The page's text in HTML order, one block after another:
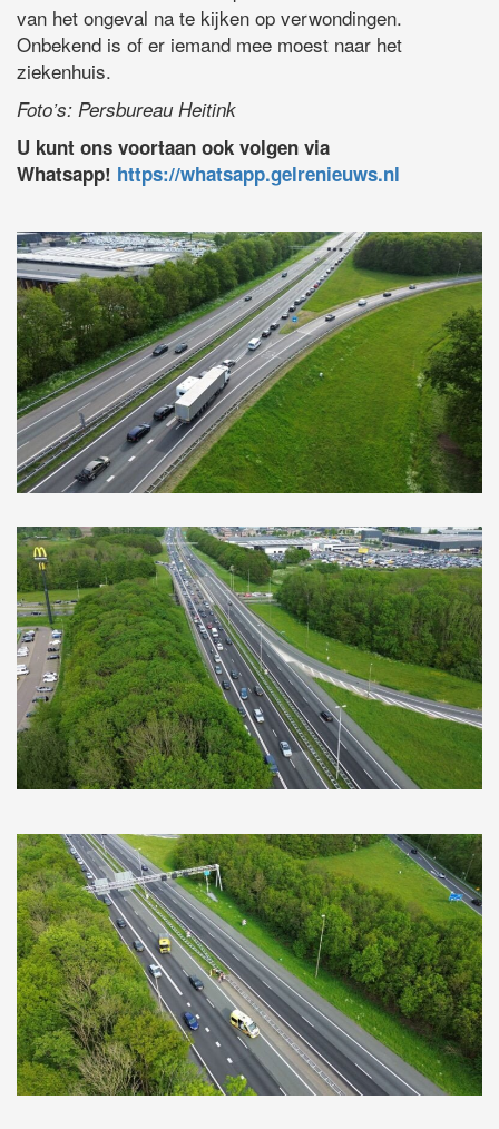
van het ongeval na te kijken op verwondingen.
Onbekend is of er iemand mee moest naar het
ziekenhuis.
Foto’s: Persbureau Heitink
U kunt ons voortaan ook volgen via
Whatsapp! https://whatsapp.gelrenieuws.nl